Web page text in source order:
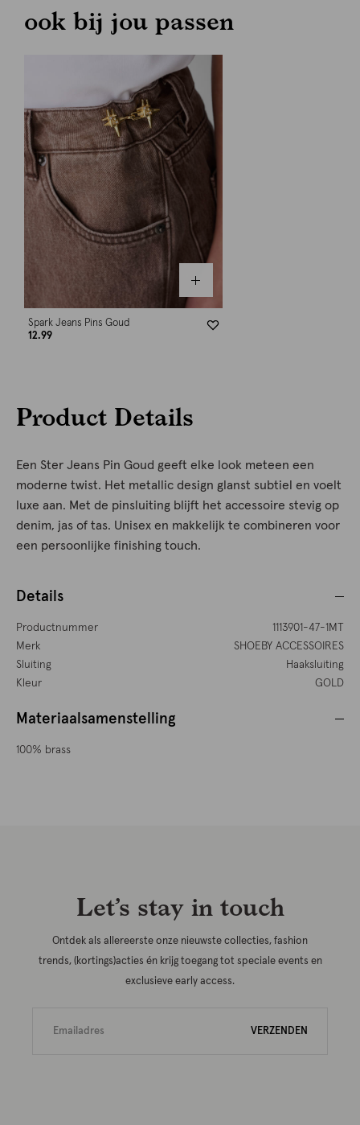
ook bij jou passen
Spark Jeans Pins Goud
12.99
Product Details
Een Ster Jeans Pin Goud geeft elke look meteen een
moderne twist. Het metallic design glanst subtiel en voelt
luxe aan. Met de pinsluiting blijft het accessoire stevig op
denim, jas of tas. Unisex en makkelijk te combineren voor
een persoonlijke finishing touch.
Details
Productnummer
1113901-47-1MT
Merk
SHOEBY ACCESSOIRES
Sluiting
Haaksluiting
Kleur
GOLD
Materiaalsamenstelling
100% brass
Let’s stay in touch
Ontdek als allereerste onze nieuwste collecties, fashion
trends, (kortings)acties én krijg toegang tot speciale events en
exclusieve early access.
VERZENDEN